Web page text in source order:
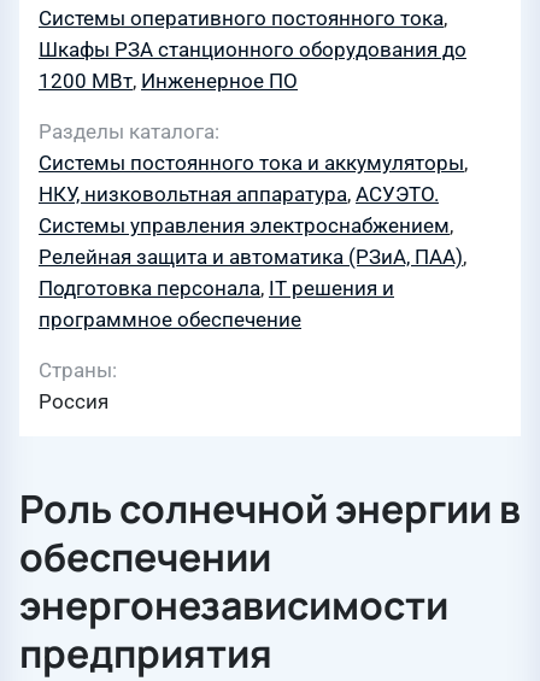
Системы оперативного постоянного тока,
Шкафы РЗА станционного оборудования до
1200 МВт, Инженерное ПО
Разделы каталога
Системы постоянного тока и аккумуляторы,
НКУ, низковольтная аппаратура, АСУЭТО.
Системы управления электроснабжением,
Релейная защита и автоматика (РЗиА, ПАА),
Подготовка персонала, IT решения и
программное обеспечение
Страны
Россия
Роль солнечной энергии в
обеспечении
энергонезависимости
предприятия